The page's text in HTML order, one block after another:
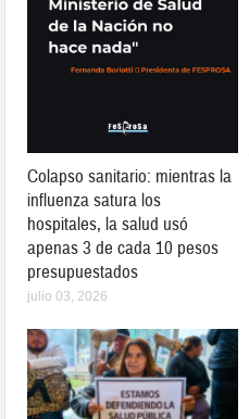
Colapso sanitario: mientras la
influenza satura los
hospitales, la salud usó
apenas 3 de cada 10 pesos
presupuestados
julio 03, 2026